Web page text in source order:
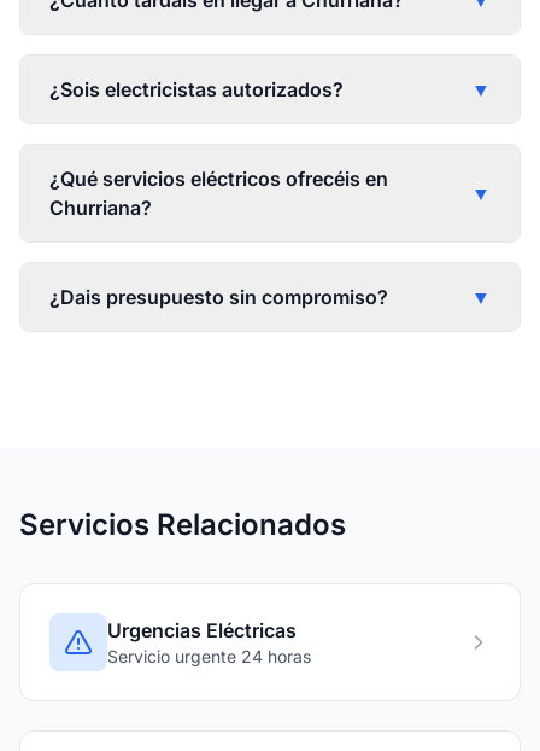
¿Sois electricistas autorizados? ▼
¿Qué servicios eléctricos ofrecéis en
Churriana?
▼
¿Dais presupuesto sin compromiso? ▼
Servicios Relacionados
Urgencias Eléctricas
Servicio urgente 24 horas